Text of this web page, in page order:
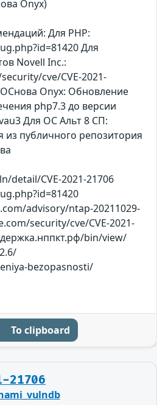
Оnyx)
Для PHP:
Для
Novell Inc.:
cve/CVE-2021-
Оnyx: Обновление
php7.3 до версии
Для ОС Альт 8 СП:
из публичного репозитория
detail/CVE-2021-21706
advisory/ntap-20211029-
security/cve/CVE-2021-
bin/view/
bezopasnosti/
To clipboard